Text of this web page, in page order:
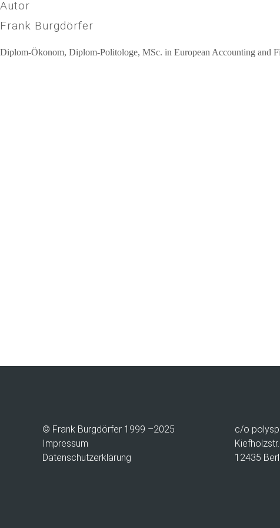
Autor
Frank Burgdörfer
Diplom-Ökonom, Diplom-Politologe, MSc. in European Accounting and
© Frank Burgdörfer 1999 –2025
Impressum
Datenschutzerklärung
c/o
12435